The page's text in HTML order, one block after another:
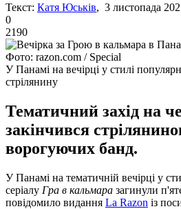
Текст: Катя Юськів, 3 листопада
0
2190
Фото: razon.com / Special
У Панамі на вечірці у стилі
стрілянину
Тематичний захід на
закінчився
ворогуючих банд.
У Панамі на тематичній вечірці у
серіалу Гра в кальмара загинули
повідомило видання La Razon із